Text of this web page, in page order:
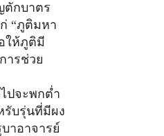
กบาตร
“ภูติมหา
ให้ภูติมี
ารช่วย
ปจะพกต่ำ
รับรุ่นที่มีผง
าอาจารย์